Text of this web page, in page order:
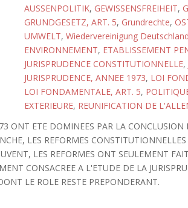
AUSSENPOLITIK, GEWISSENSFREIHEIT,
GRUNDGESETZ, ART. 5, Grundrechte,
UMWELT, Wiedervereinigung
ENVIRONNEMENT, ETABLISSEMENT
JURISPRUDENCE CONSTITUTIONNELLE,
JURISPRUDENCE, ANNEE 1973, LOI
LOI FONDAMENTALE, ART. 5,
EXTERIEURE, REUNIFICATION DE
ONT ETE DOMINEES PAR LA CONCLUSION
LES REFORMES
LES REFORMES ONT SEULEMENT
CONSACREE A L'ETUDE DE LA
LE ROLE RESTE PREPONDERANT.